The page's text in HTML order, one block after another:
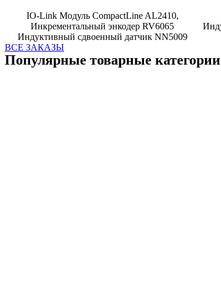
IO-Link Модуль CompactLine AL2410,
Инкрементальный энкодер RV6065
Индуктивный сдвоенный датчик NN5009
ВСЕ ЗАКАЗЫ
Популярные товарные категории